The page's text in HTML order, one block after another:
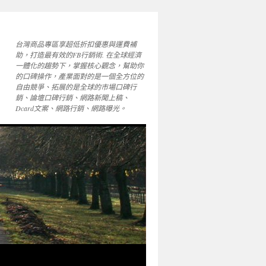
台灣商品專區享超低折扣優惠與運費補
助，打造最有效的FB行銷術. 在全球經濟
一體化的趨勢下，掌握核心觀念，幫助你
的口碑操作，產業面對的是一個全方位的
自由競爭、拓展的是全球的市場口碑行
銷、論壇口碑行銷、網路新聞上稿、
Dcard文案、網路行銷、網路曝光。